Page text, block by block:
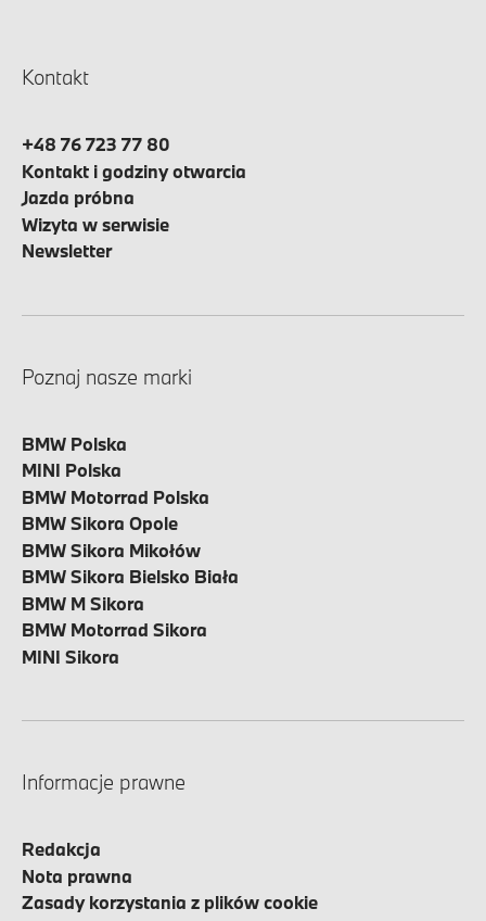
Kontakt
+48 76 723 77 80
Kontakt i godziny otwarcia
Jazda próbna
Wizyta w serwisie
Newsletter
Poznaj nasze marki
BMW Polska
MINI Polska
BMW Motorrad Polska
BMW Sikora Opole
BMW Sikora Mikołów
BMW Sikora Bielsko Biała
BMW M Sikora
BMW Motorrad Sikora
MINI Sikora
Informacje prawne
Redakcja
Nota prawna
Zasady korzystania z plików cookie